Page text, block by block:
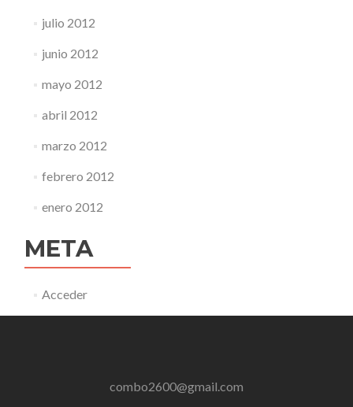
julio 2012
junio 2012
mayo 2012
abril 2012
marzo 2012
febrero 2012
enero 2012
META
Acceder
combo2600@gmail.com